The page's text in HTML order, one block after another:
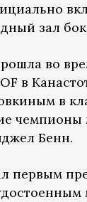
зал
во
в
в
чемпионы
Бенн.
первым